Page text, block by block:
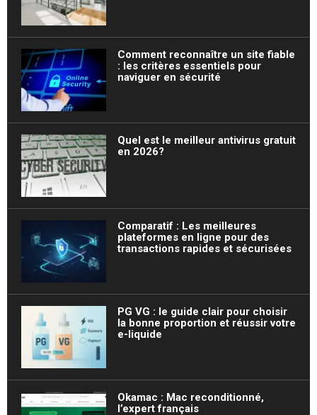
Comment reconnaître un site fiable
: les critères essentiels pour
naviguer en sécurité
Quel est le meilleur antivirus gratuit
en 2026?
Comparatif : Les meilleures
plateformes en ligne pour des
transactions rapides et sécurisées
PG VG : le guide clair pour choisir
la bonne proportion et réussir votre
e-liquide
Okamac : Mac reconditionné,
l’expert français